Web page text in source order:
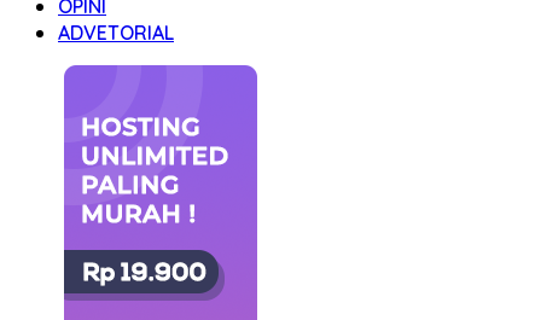
OPINI
ADVETORIAL